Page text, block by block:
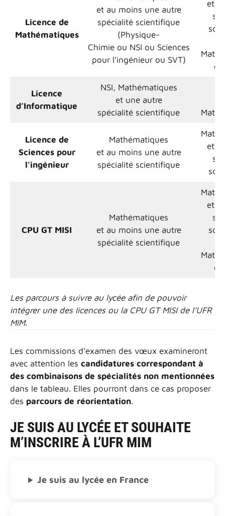
Licence de
Mathématiques
et au moins une autre
spécialité scientifique
(Physique-
Chimie ou NSI ou Sciences
pour l’ingénieur ou SVT)
et
Licence
d’Informatique
NSI, Mathématiques
et une autre
spécialité scientifique
Licence de
Sciences pour
l’ingénieur
Mathématiques
et au moins une autre
spécialité scientifique
et
CPU GT MISI
Mathématiques
et au moins une autre
spécialité scientifique
et
Les parcours à suivre au lycée afin de pouvoir
intégrer une des licences ou la CPU GT MISI de l’UFR
MIM.
Les commissions d’examen des vœux examineront
avec attention les candidatures correspondant à
des combinaisons de spécialités non mentionnées
dans le tableau. Elles pourront dans ce cas proposer
des parcours de réorientation.
JE SUIS AU LYCÉE ET SOUHAITE
M’INSCRIRE À L’UFR MIM
Je suis au lycée en France